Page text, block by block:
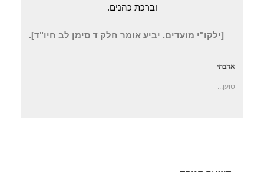
וברכת כהנים.
[ילקו"י מועדים. יביע אומר חלק ד סימן לב חיו"ד].
אהבתי
טוען...